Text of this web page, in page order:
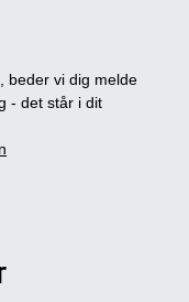
beder vi dig melde
- det står i dit